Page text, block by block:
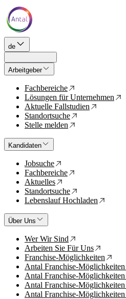
de
Arbeitgeber
Fachbereiche ↗
Lösungen für Unternehmen ↗
Aktuelle Fallstudien ↗
Standortsuche ↗
Stelle melden ↗
Kandidaten
Jobsuche ↗
Fachbereiche ↗
Aktuelles ↗
Standortsuche ↗
Lebenslauf Hochladen ↗
Über Uns
Wer Wir Sind ↗
Arbeiten Sie Für Uns ↗
Franchise-Möglichkeiten ↗
Antal Franchise-
Antal Franchise-
Antal Franchise-
Antal Franchise-